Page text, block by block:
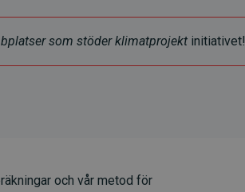
som stöder klimatprojekt initiativet!
och vår metod för